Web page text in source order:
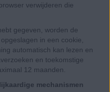
verwijderen die
gegeven, worden de
in een cookie,
automatisch kan lezen en
en toekomstige
12 maanden.
mechanismen